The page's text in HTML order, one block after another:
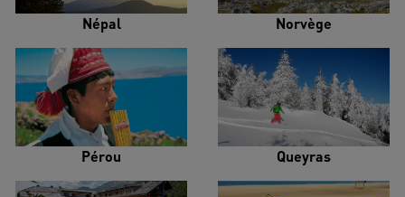
Népal Norvège
Pérou Queyras